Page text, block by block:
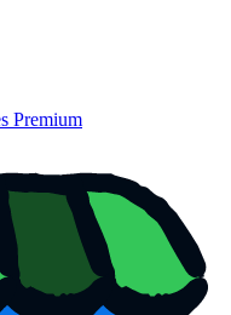
Premium